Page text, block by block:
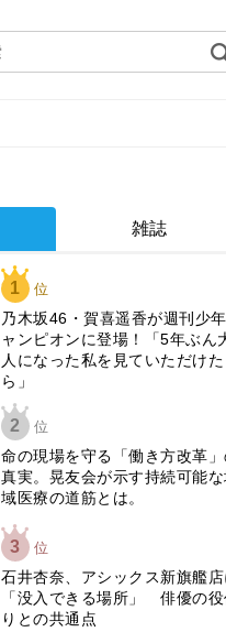
雑誌
1 位
乃木坂46・賀喜遥香が週刊少
ャンピオンに登場！「5年ぶん
人になった私を見ていただけた
ら」
2 位
命の現場を守る「働き方改革
真実。晃友会が示す持続可能
域医療の道筋とは。
3 位
石井杏奈、アシックス新旗艦店
「没入できる場所」 俳優の役
りとの共通点